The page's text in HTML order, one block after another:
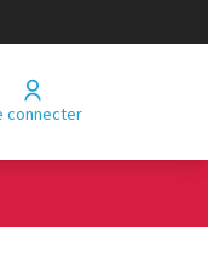
connecter